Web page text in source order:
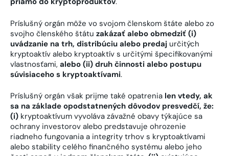
Príslušný orgán môže vo svojom členskom štáte alebo zo
svojho členského štátu zakázať alebo obmedziť (i)
uvádzanie na trh, distribúciu alebo predaj určitých
kryptoaktív alebo kryptoaktív s určitými špecifikovanými
vlastnosťami, alebo (ii) druh činnosti alebo postupu
súvisiaceho s kryptoaktívami.
Príslušný orgán však prijme také opatrenia len vtedy, ak
sa na základe opodstatnených dôvodov presvedčí, že:
(i) kryptoaktívum vyvoláva závažné obavy týkajúce sa
ochrany investorov alebo predstavuje ohrozenie
riadneho fungovania a integrity trhov s kryptoaktívami
alebo stability celého finančného systému alebo jeho